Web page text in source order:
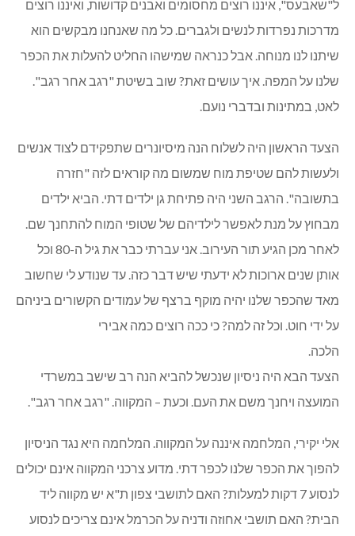
איננו רוצים מחסומים ואבנים קדושות, ואיננו רוצים
נפרדות לנשים ולגברים. כל מה שאנחנו מבקשים הוא
לנו מנוחה. אבל כנראה שמישהו החליט להעלות את הכפר
על המפה. איך עושים זאת? שוב בשיטת "רגב אחר רגב".
ובדברי נועם.
הראשון היה לשלוח הנה מיסיונרים שתפקידם לצוד אנשים
להם שטיפת מוח שמשום מה קוראים לזה "חזרה
הרגב השני היה פתיחת גן ילדים דתי. הביא ילדים
על מנת לאפשר לילדיהם של שטופי המוח להתחנך שם.
לאחר מכן הגיע תור העירוב. אני עברתי כבר את גיל ה-80 וכל
ארוכות לא ידעתי שיש דבר כזה. עד שנודע לי שחשוב
שלנו יהיה מוקף ברצף של עמודים הקשורים ביניהם
חוט. וכל זה למה? כי ככה רוצים כמה אבירי
הבא היה ניסיון שנכשל להביא הנה רב שישב במשרדי
ויחנך משם את העם. וכעת – המקווה. "רגב אחר רגב".
המלחמה איננה על המקווה. המלחמה היא נגד הניסיון
את הכפר שלנו לכפר דתי. מדוע צרכני המקווה אינם יכולים
לנסוע 7 דקות למעלות? האם לתושבי צפון ת"א יש מקווה ליד
האם תושבי אחוזה ודניה על הכרמל אינם צריכים לנסוע